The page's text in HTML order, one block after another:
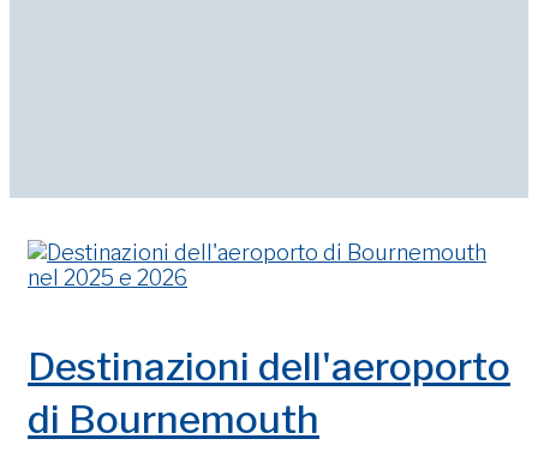
Destinazioni dell'aeroporto
di Bournemouth